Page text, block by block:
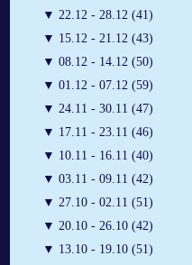
▼ 22.12 - 28.12 (41)
▼ 15.12 - 21.12 (43)
▼ 08.12 - 14.12 (50)
▼ 01.12 - 07.12 (59)
▼ 24.11 - 30.11 (47)
▼ 17.11 - 23.11 (46)
▼ 10.11 - 16.11 (40)
▼ 03.11 - 09.11 (42)
▼ 27.10 - 02.11 (51)
▼ 20.10 - 26.10 (42)
▼ 13.10 - 19.10 (51)